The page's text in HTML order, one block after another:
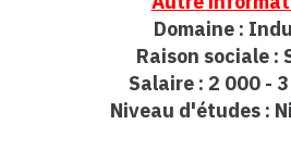
Domaine :
Raison sociale :
Salaire : 2 000 -
Niveau d'études :